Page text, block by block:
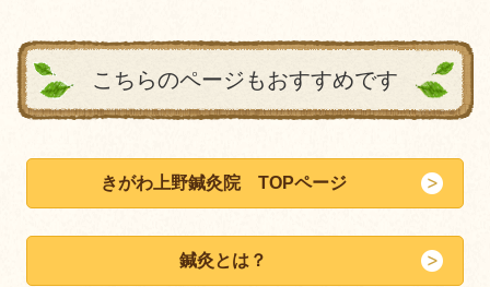
こちらのページもおすすめです
きがわ上野鍼灸院 TOPページ
鍼灸とは？